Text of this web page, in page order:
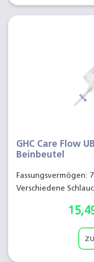
GHC Care Flow
Beinbeutel
Fassungsvermögen:
Verschiedene